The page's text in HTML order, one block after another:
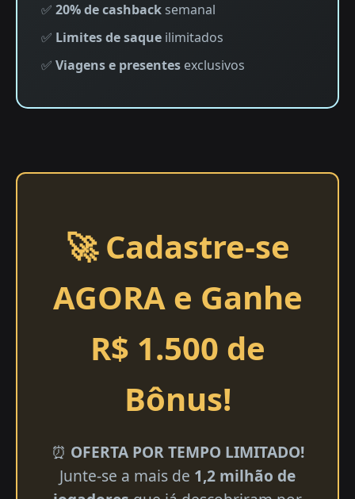
✅ 20% de cashback semanal
✅ Limites de saque ilimitados
✅ Viagens e presentes exclusivos
🚀 Cadastre-se
AGORA e Ganhe
R$ 1.500 de
Bônus!
⏰ OFERTA POR TEMPO LIMITADO!
Junte-se a mais de 1,2 milhão de